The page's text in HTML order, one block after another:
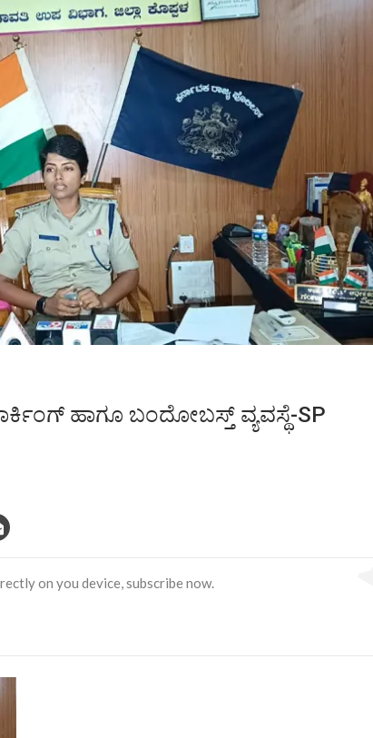
ಹಾಗೂ ಬಂದೋಬಸ್ತ್ ವ್ಯವಸ್ಥೆ-SP
on you device, subscribe now.